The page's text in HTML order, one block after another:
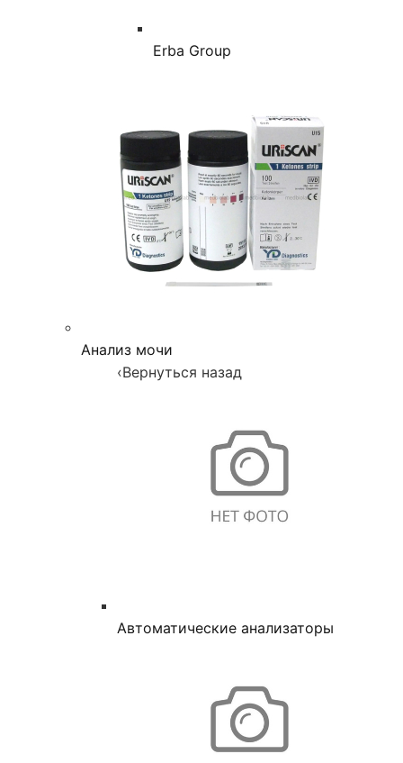
Erba Group
Анализ мочи
‹Вернуться назад
Автоматические анализаторы